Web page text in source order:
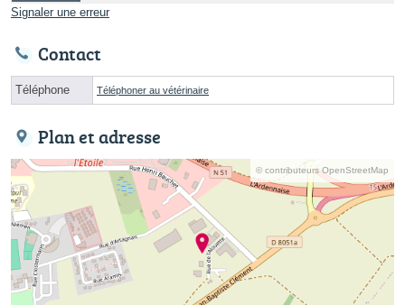
Signaler une erreur
Contact
Téléphone Téléphoner au vétérinaire
Plan et adresse
© contributeurs OpenStreetMap